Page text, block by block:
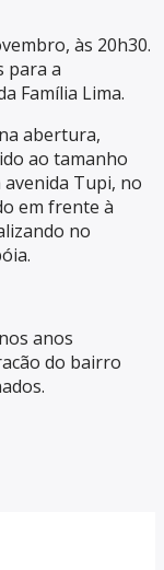
às 20h30.
para a
Família Lima.
abertura,
ao tamanho
Tupi, no
em frente à
no
anos
do bairro